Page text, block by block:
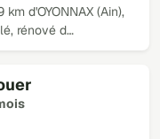
d'OYONNAX (Ain),
rénové d…